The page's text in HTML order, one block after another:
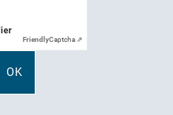
FriendlyCaptcha ⇗